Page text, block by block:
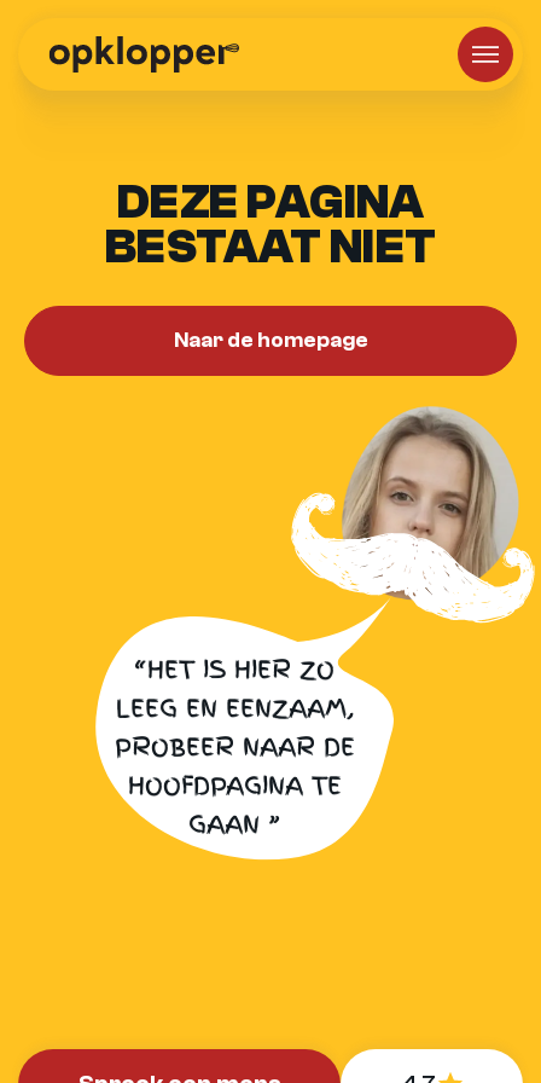
DEZE PAGINA
BESTAAT NIET
“HET IS HIER ZO
LEEG EN EENZAAM,
PROBEER NAAR DE
HOOFDPAGINA TE
GAAN ”
Naar de homepage